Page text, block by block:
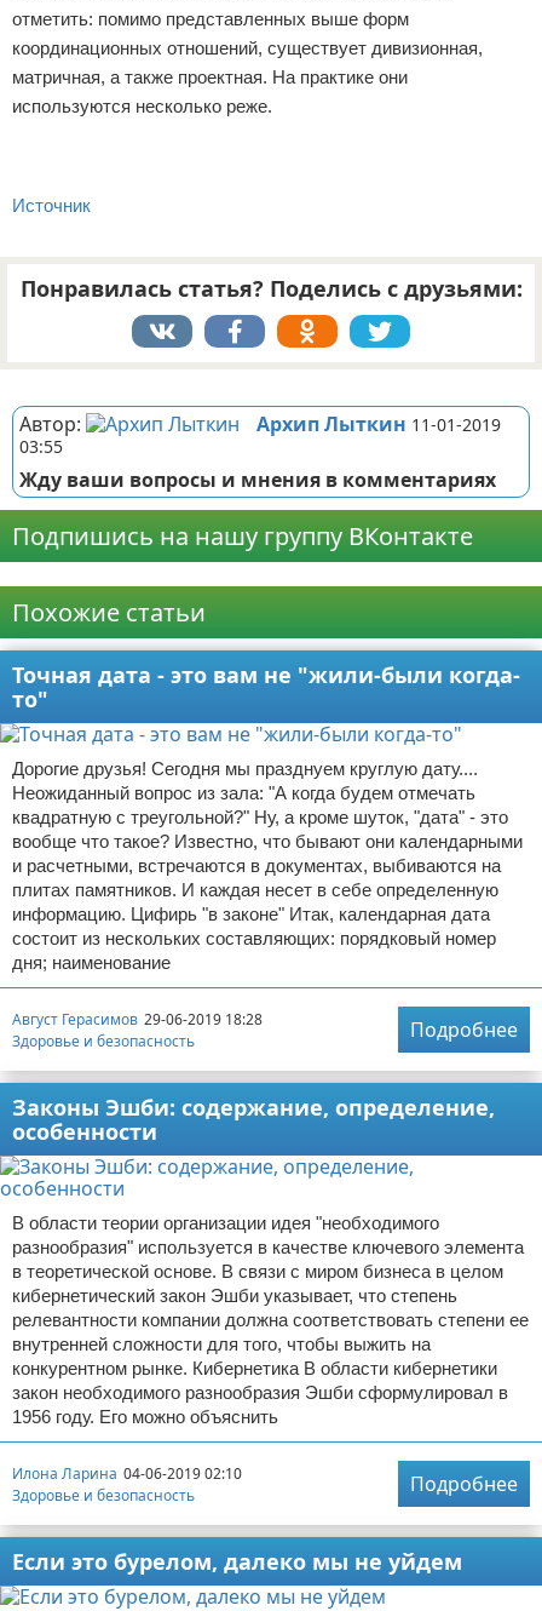
отметить: помимо представленных выше форм
координационных отношений, существует дивизионная,
матричная, а также проектная. На практике они
используются несколько реже.
Источник
Понравилась статья? Поделись с друзьями:
Автор: Архип Лыткин 11-01-2019
03:55
Жду ваши вопросы и мнения в комментариях
Подпишись на нашу группу ВКонтакте
Похожие статьи
Точная дата - это вам не "жили-были когда-
то"
Дорогие друзья! Сегодня мы празднуем круглую дату....
Неожиданный вопрос из зала: "А когда будем отмечать
квадратную с треугольной?" Ну, а кроме шуток, "дата" - это
вообще что такое? Известно, что бывают они календарными
и расчетными, встречаются в документах, выбиваются на
плитах памятников. И каждая несет в себе определенную
информацию. Цифирь "в законе" Итак, календарная дата
состоит из нескольких составляющих: порядковый номер
дня; наименование
Август Герасимов 29-06-2019 18:28
Здоровье и безопасность
Подробнее
Законы Эшби: содержание, определение,
особенности
В области теории организации идея "необходимого
разнообразия" используется в качестве ключевого элемента
в теоретической основе. В связи с миром бизнеса в целом
кибернетический закон Эшби указывает, что степень
релевантности компании должна соответствовать степени ее
внутренней сложности для того, чтобы выжить на
конкурентном рынке. Кибернетика В области кибернетики
закон необходимого разнообразия Эшби сформулировал в
1956 году. Его можно объяснить
Илона Ларина 04-06-2019 02:10
Здоровье и безопасность
Подробнее
Если это бурелом, далеко мы не уйдем